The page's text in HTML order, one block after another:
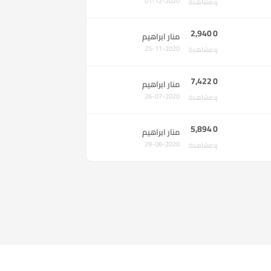
0
رد
2,940
مشاهدة
منار ابراهيم
25-11-2020
0
رد
7,422
مشاهدة
منار ابراهيم
26-07-2020
0
رد
5,894
مشاهدة
منار ابراهيم
29-06-2020